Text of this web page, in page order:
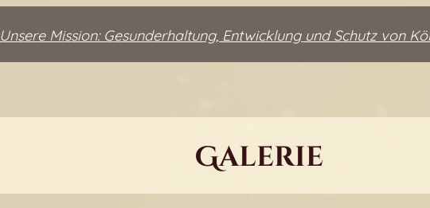
Unsere Mission: Gesunderhaltung, Entwicklung und Schutz von
Galerie